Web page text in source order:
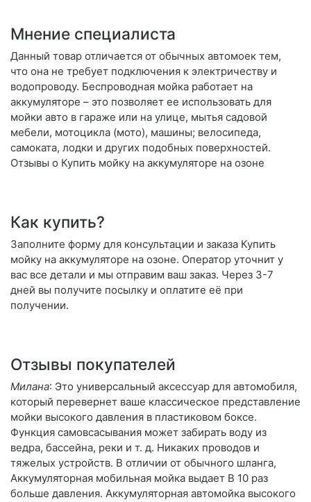
Мнение специалиста
Данный товар отличается от обычных автомоек тем,
что она не требует подключения к электричеству и
водопроводу. Беспроводная мойка работает на
аккумуляторе – это позволяет ее использовать для
мойки авто в гараже или на улице, мытья садовой
мебели, мотоцикла (мото), машины; велосипеда,
самоката, лодки и других подобных поверхностей.
Отзывы о Купить мойку на аккумуляторе на озоне
Как купить?
Заполните форму для консультации и заказа Купить
мойку на аккумуляторе на озоне. Оператор уточнит у
вас все детали и мы отправим ваш заказ. Через 3-7
дней вы получите посылку и оплатите её при
получении.
Отзывы покупателей
Милана: Это универсальный аксессуар для автомобиля,
который перевернет ваше классическое представление
мойки высокого давления в пластиковом боксе.
Функция самовсасывания может забирать воду из
ведра, бассейна, реки и т. д. Никаких проводов и
тяжелых устройств. В отличии от обычного шланга,
Аккумуляторная мобильная мойка выдает В 10 раз
больше давления. Аккумуляторная автомойка высокого